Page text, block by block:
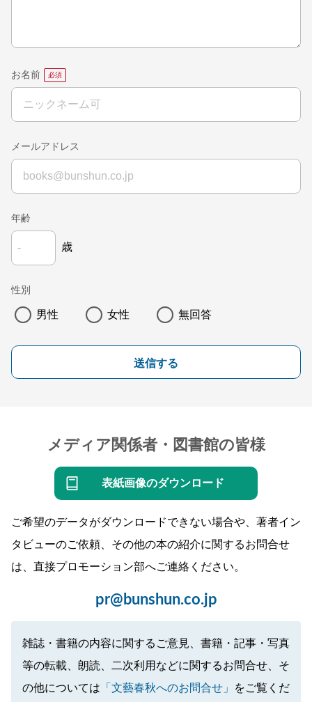
お名前
メールアドレス
年齢
歳
性別
男性 女性 無回答
送信する
メディア関係者・図書館の皆様
表紙画像のダウンロード
ご希望のデータがダウンロードできない場合や、著者イン
タビューのご依頼、その他の本の紹介に関するお問合せ
は、直接プロモーション部へご連絡ください。
pr@bunshun.co.jp
雑誌・書籍の内容に関するご意見、書籍・記事・写真
等の転載、朗読、二次利用などに関するお問合せ、そ
の他については 「文藝春秋へのお問合せ」 をご覧くだ